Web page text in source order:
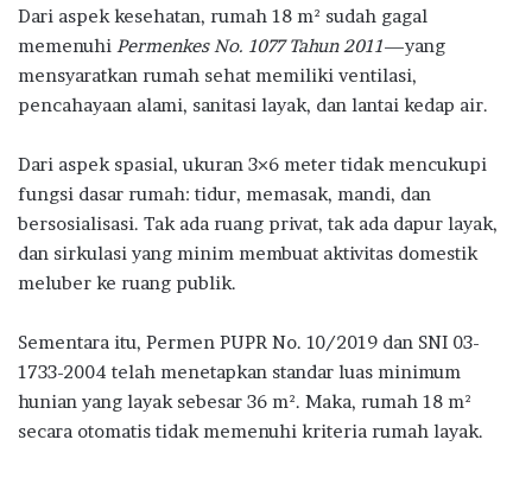
Dari aspek kesehatan, rumah 18 m² sudah gagal
memenuhi Permenkes No. 1077 Tahun 2011—yang
mensyaratkan rumah sehat memiliki ventilasi,
pencahayaan alami, sanitasi layak, dan lantai kedap air.
Dari aspek spasial, ukuran 3×6 meter tidak mencukupi
fungsi dasar rumah: tidur, memasak, mandi, dan
bersosialisasi. Tak ada ruang privat, tak ada dapur layak,
dan sirkulasi yang minim membuat aktivitas domestik
meluber ke ruang publik.
Sementara itu, Permen PUPR No. 10/2019 dan SNI 03-
1733-2004 telah menetapkan standar luas minimum
hunian yang layak sebesar 36 m². Maka, rumah 18 m²
secara otomatis tidak memenuhi kriteria rumah layak.